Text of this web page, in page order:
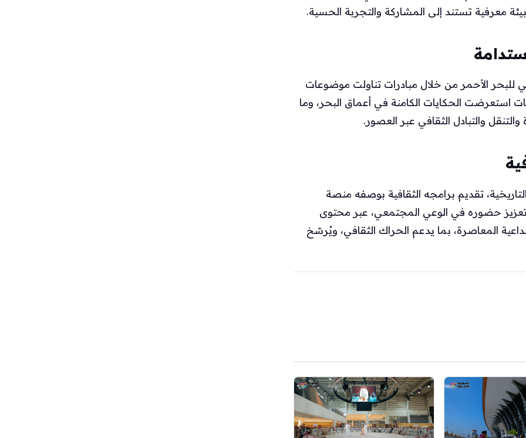
معرفية تستند إلى المشاركة والتجربة الحسية.
للبحر الأحمر من خلال مبادرات تناولت موضوعات
استعرضت الحكايات الكامنة في أعماق البحر، وما
والتبادل الثقافي عبر العصور.
تقديم برامجه الثقافية بوصفه منصة
حضوره في الوعي المجتمعي، عبر محتوى
المعاصرة، بما يدعم الحراك الثقافي، ويُرسّخ